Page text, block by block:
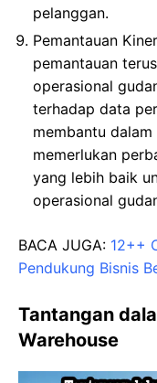
pelanggan.
Pemantauan
pemantauan
operasional
terhadap data
membantu
memerlukan
yang lebih baik
operasional
BACA JUGA: 12++
Pendukung Bisnis
Tantangan
Warehouse